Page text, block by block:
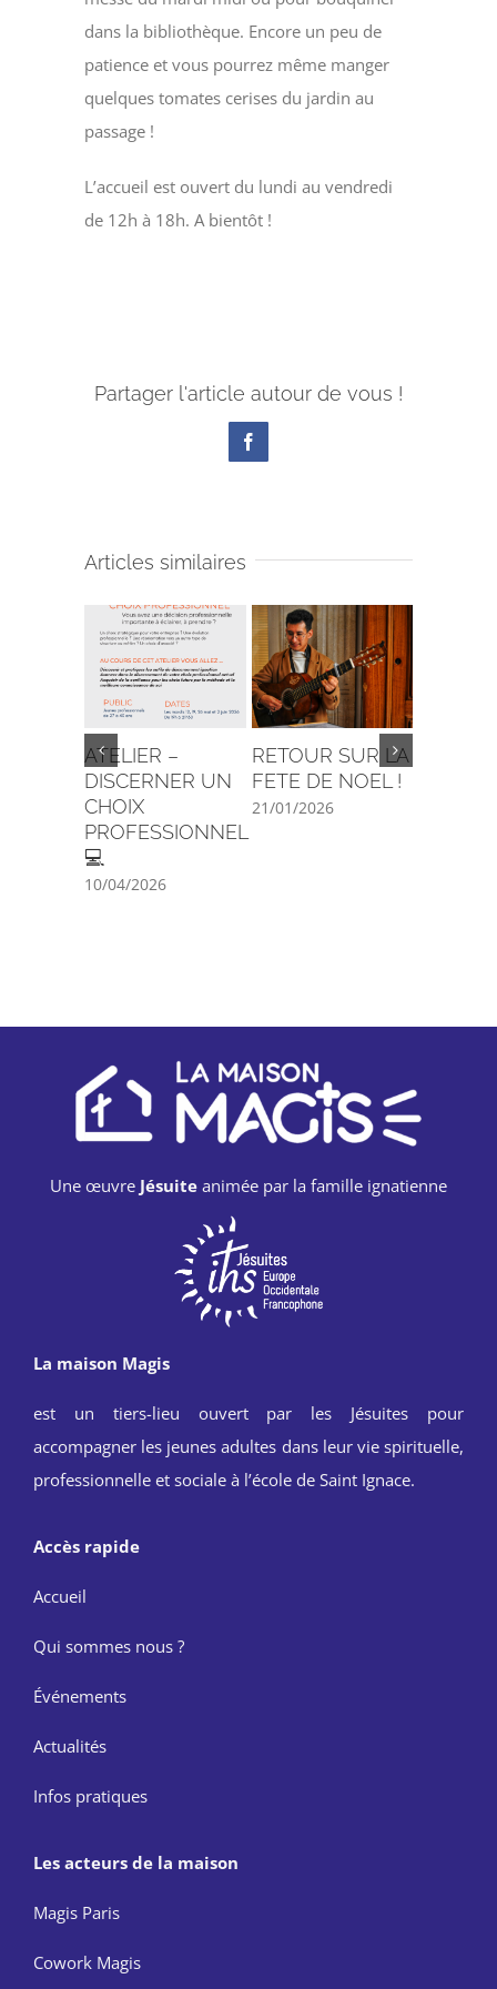
dans la bibliothèque. Encore un peu de
patience et vous pourrez même manger
quelques tomates cerises du jardin au
passage !
L’accueil est ouvert du lundi au vendredi
de 12h à 18h. A bientôt !
Partager l'article autour de vous !
Facebook
Articles similaires
ATELIER –
DISCERNER UN
CHOIX
PROFESSIONNEL
💻
10/04/2026
RETOUR SUR LA
FETE DE NOEL !
21/01/2026
Une œuvre Jésuite animée par la famille ignatienne
La maison Magis
est un tiers-lieu ouvert par les Jésuites pour
accompagner les jeunes adultes dans leur vie spirituelle,
professionnelle et sociale à l’école de Saint Ignace.
Accès rapide
Accueil
Qui sommes nous ?
Événements
Actualités
Infos pratiques
Les acteurs de la maison
Magis Paris
Cowork Magis